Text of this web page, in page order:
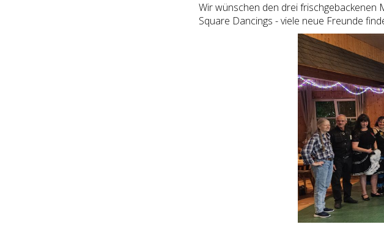
Wir wünschen den drei frischgebackenen
Square Dancings - viele neue Freunde